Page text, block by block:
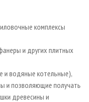
комплексы
и других плитных
и водяные котельные),
и позволяющие получать
древесины и